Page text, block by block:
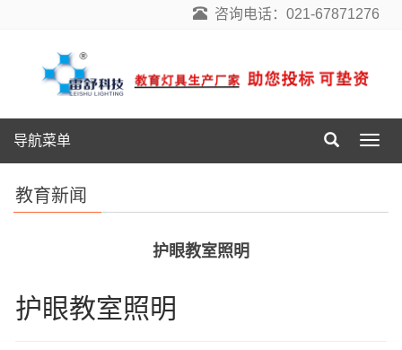
咨询电话：021-67871276
导
航
导航菜单
教育新闻
护眼教室照明
护眼教室照明